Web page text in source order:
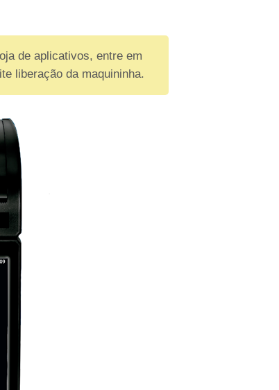
de aplicativos, entre em
liberação da maquininha.